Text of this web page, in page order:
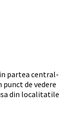
partea central-
de vedere
din localitatile